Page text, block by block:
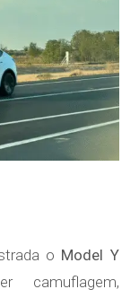
o Model Y
camuflagem,